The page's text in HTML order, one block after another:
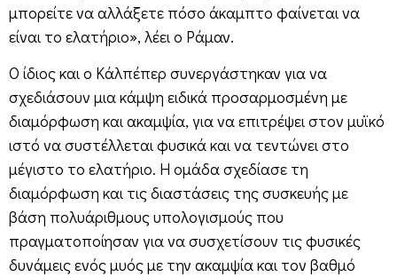
μπορείτε να αλλάξετε πόσο άκαμπτο φαίνεται να
είναι το ελατήριο», λέει ο Ράμαν.
Ο ίδιος και ο Κάλπέπερ συνεργάστηκαν για να
σχεδιάσουν μια κάμψη ειδικά προσαρμοσμένη με
διαμόρφωση και ακαμψία, για να επιτρέψει στον μυϊκό
ιστό να συστέλλεται φυσικά και να τεντώνει στο
μέγιστο το ελατήριο. Η ομάδα σχεδίασε τη
διαμόρφωση και τις διαστάσεις της συσκευής με
βάση πολυάριθμους υπολογισμούς που
πραγματοποίησαν για να συσχετίσουν τις φυσικές
δυνάμεις ενός μυός με την ακαμψία και τον βαθμό